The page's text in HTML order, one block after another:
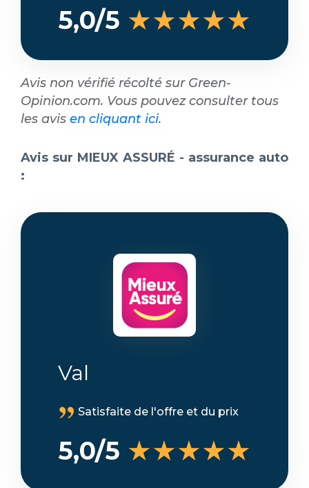
5,0/5 ★★★★★
Avis non vérifié récolté sur Green-
Opinion.com. Vous pouvez consulter tous
les avis en cliquant ici.
Avis sur MIEUX ASSURÉ - assurance auto
:
Val
Satisfaite de l'offre et du prix
5,0/5 ★★★★★